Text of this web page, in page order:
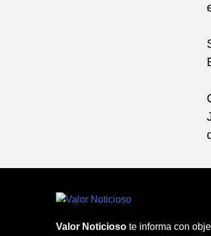
Valor Noticioso te informa con